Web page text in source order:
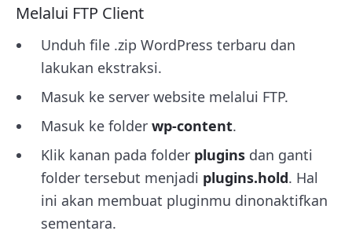
Melalui FTP Client
Unduh file .zip WordPress terbaru dan
lakukan ekstraksi.
Masuk ke server website melalui FTP.
Masuk ke folder wp-content.
Klik kanan pada folder plugins dan ganti
folder tersebut menjadi plugins.hold. Hal
ini akan membuat pluginmu dinonaktifkan
sementara.